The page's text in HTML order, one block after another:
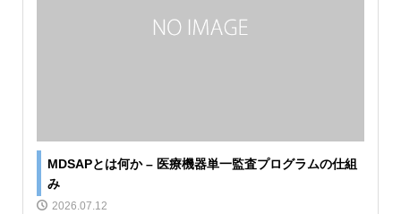
MDSAPとは何か – 医療機器単一監査プログラムの仕組
み
2026.07.12